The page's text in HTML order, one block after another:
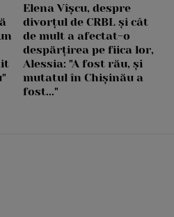
Elena Vîșcu, despre
divorțul de CRBL și cât
de mult a afectat-o
despărțirea pe fiica lor,
Alessia: "A fost rău, și
mutatul în Chișinău a
fost..."